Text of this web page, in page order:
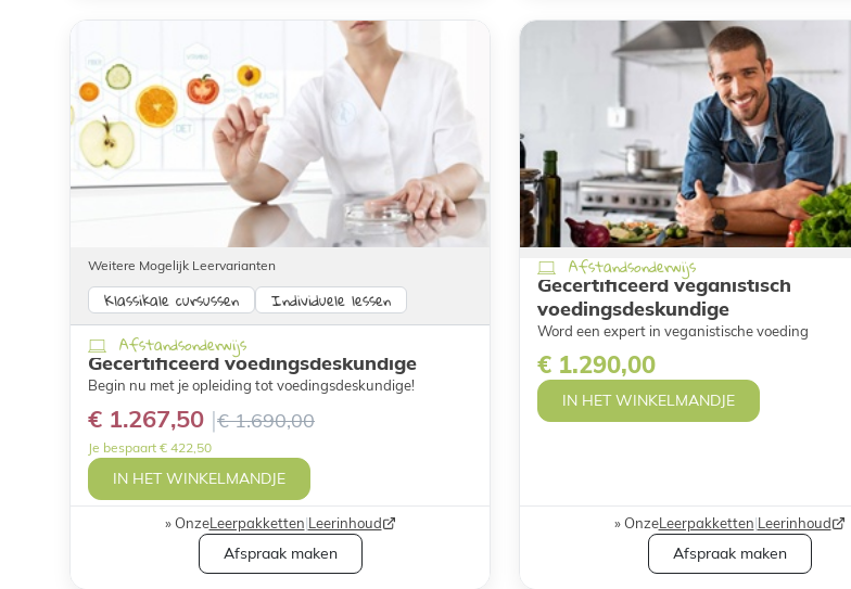
Weitere Mogelijk Leervarianten
Afstandsonderwijs
Klassikale cursussen Individuele lessen
Gecertificeerd voedingsdeskundige
Begin nu met je opleiding tot voedingsdeskundige!
€ 1.267,50 € 1.690,00
Je bespaart € 422,50
IN HET WINKELMANDJE
OnzeLeerpakketten|Leerinhoud
Afspraak maken
Afstandsonderwijs
Gecertificeerd veganistisch
voedingsdeskundige
Word een expert in veganistische voeding
€ 1.290,00
IN HET WINKELMANDJE
OnzeLeerpakketten|Leerinhoud
Afspraak maken